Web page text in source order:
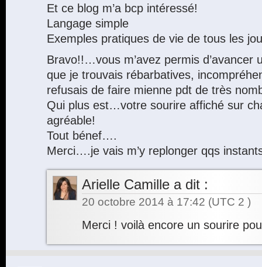
Et ce blog m’a bcp intéressé!
Langage simple
Exemples pratiques de vie de tous les
Bravo!!…vous m’avez permis d’avancer
que je trouvais rébarbatives,
refusais de faire mienne pdt de très
Qui plus est…votre sourire affiché sur
agréable!
Tout bénef….
Merci….je vais m’y replonger qqs
Arielle Camille a dit :
20 octobre 2014 à 17:42 (UTC 2 )
Merci ! voilà encore un sourire